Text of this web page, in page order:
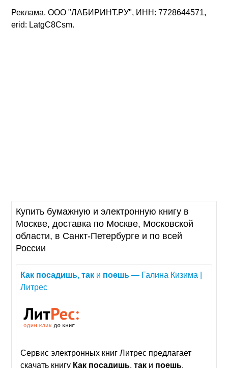
Реклама. ООО "ЛАБИРИНТ.РУ", ИНН: 7728644571,
erid: LatgC8Csm.
Купить бумажную и электронную книгу в
Москве, доставка по Москве, Московской
области, в Санкт-Петербурге и по всей
России
Как посадишь,так и поешь — Галина Кизима |
Литрес
Сервис электронных книг Литрес предлагает
скачать книгу Как посадишь,так и поешь,